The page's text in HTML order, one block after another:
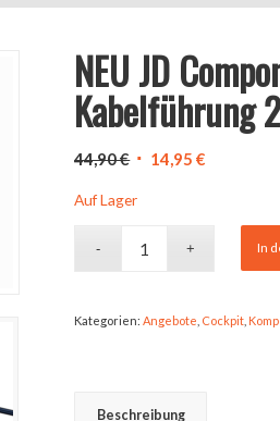
NEU JD
Kabelführung
44,90€ Ursprünglicher
war:
14,95€
Auf Lager
In
Kategorien:Angebote Cockpit
Beschreibung